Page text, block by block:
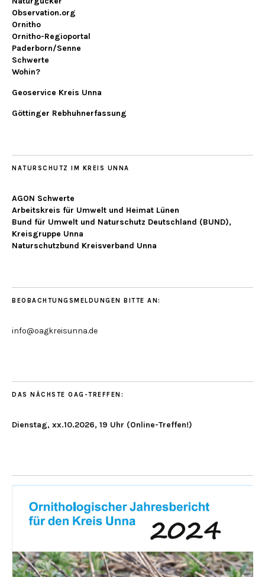
Observation.org
Ornitho
Ornitho-Regioportal
Paderborn/Senne
Schwerte
Wohin?
Geoservice Kreis Unna
Göttinger Rebhuhnerfassung
NATURSCHUTZ IM KREIS UNNA
AGON Schwerte
Arbeitskreis für Umwelt und Heimat Lünen
Bund für Umwelt und Naturschutz Deutschland (BUND),
Kreisgruppe Unna
Naturschutzbund Kreisverband Unna
BEOBACHTUNGSMELDUNGEN BITTE AN:
info@oagkreisunna.de
DAS NÄCHSTE OAG-TREFFEN:
Dienstag, xx.10.2026, 19 Uhr (Online-Treffen!)